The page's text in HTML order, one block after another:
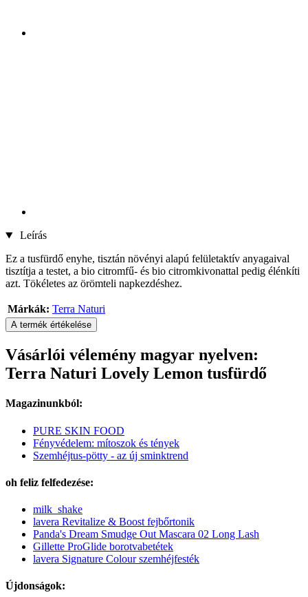
Leírás
Ez a tusfürdő enyhe, tisztán növényi alapú felületaktív anyagaival
tisztítja a testet, a bio citromfű- és bio citromkivonattal pedig élénkíti
azt. Tökéletes az örömteli napkezdéshez.
Márkák: Terra Naturi
A termék értékelése
Vásárlói vélemény magyar nyelven:
Terra Naturi Lovely Lemon tusfürdő
Magazinunkból:
PURE SKIN FOOD
Fényvédelem: mítoszok és tények
Szemhéjtus-pötty - az új sminktrend
oh feliz felfedezése:
milk_shake
lavera Revitalize & Boost fejbőrtonik
Panda's Dream Smudge Out Mascara 02 Long Lash
Gillette ProGlide borotvabetétek
lavera Signature Colour szemhéjfesték
Újdonságok: